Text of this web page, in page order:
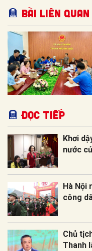
Bài liên quan
Đọc tiếp
Khơi
nước
Hà Nội
công
Chủ
Thanh